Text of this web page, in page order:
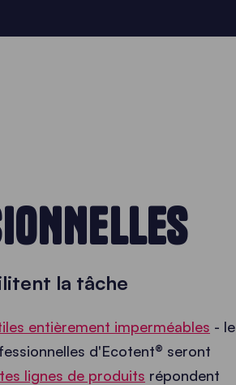
la tâche
entièrement imperméables - le
d'Ecotent® seront
lignes de produits répondent